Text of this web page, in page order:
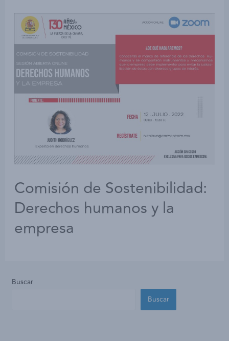
Comisión de Sostenibilidad:
Derechos humanos y la
empresa
Buscar
Buscar